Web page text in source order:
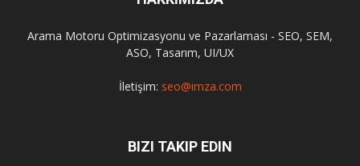
Arama Motoru Optimizasyonu ve Pazarlaması - SEO, SEM,
ASO, Tasarım, UI/UX
İletişim: seo@imza.com
BIZI TAKIP EDIN